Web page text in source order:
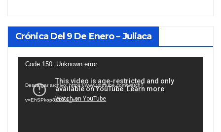
Crónica Del 9 De Enero – Juliaca
Reproductor
vídeo
Code 150: Unknown error.
Descargar archivo: https://www.youtube.com/watch?
v=EhSPkop8KPY&_=1